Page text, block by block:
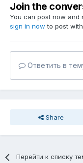
Join the
You can post now and
sign in now to post
Ответить в
Share
Перейти к списку